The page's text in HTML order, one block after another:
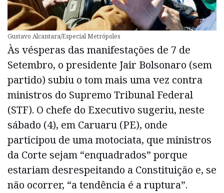
Gustavo Alcantara/Especial Metrópoles
Às vésperas das manifestações de 7 de
Setembro, o presidente Jair Bolsonaro (sem
partido) subiu o tom mais uma vez contra
ministros do Supremo Tribunal Federal
(STF). O chefe do Executivo sugeriu, neste
sábado (4), em Caruaru (PE), onde
participou de uma motociata, que ministros
da Corte sejam “enquadrados” porque
estariam desrespeitando a Constituição e, se
não ocorrer, “a tendência é a ruptura”.